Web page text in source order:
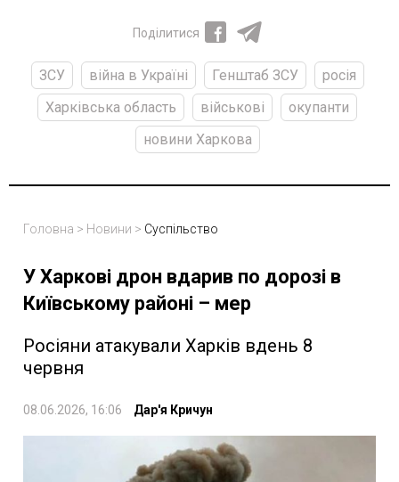
Поділитися
ЗСУ війна в Україні Генштаб ЗСУ
росія
Харківська область
військові
окупанти
новини Харкова
Головна > Новини > Суспільство
У Харкові дрон вдарив по дорозі в
Київському районі – мер
Росіяни атакували Харків вдень 8
червня
08.06.2026, 16:06 Дар'я Кричун